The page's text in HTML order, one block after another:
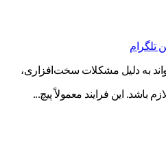
تلگرام
به دلیل مشکلات سخت‌افزاری،
باشد. این فرایند معمولاً پیچ...